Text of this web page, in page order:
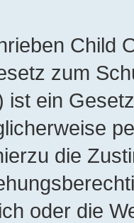
Child
zum
ist ein
die
oder die